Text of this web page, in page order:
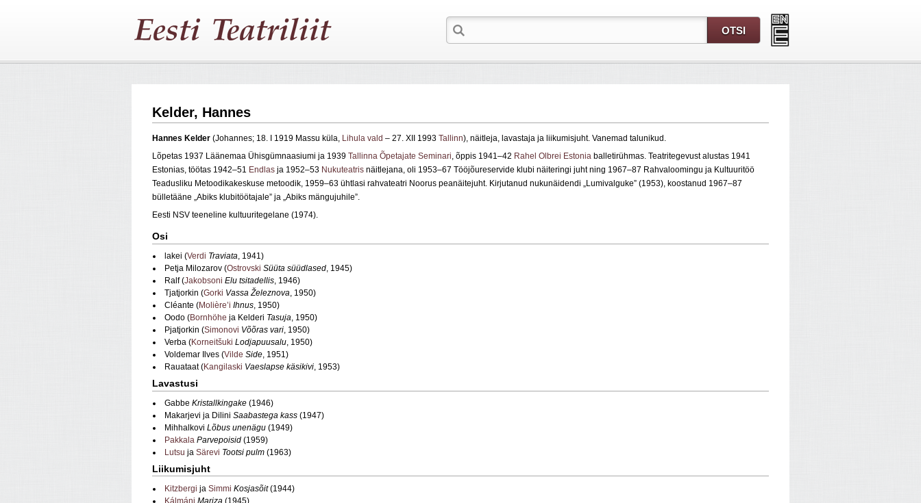
Kelder, Hannes
Hannes Kelder (Johannes; 18. I 1919 Massu küla, Lihula vald – 27. XII 1993 Tallinn), näitleja, lavastaja ja liikumisjuht. Vanemad talunikud.
Lõpetas 1937 Läänemaa Ühisgümnaasiumi ja 1939 Tallinna Õpetajate Seminari, õppis 1941–42 Rahel Olbrei Estonia balletirühmas. Teatritegevust alustas 1941
Estonias, töötas 1942–51 Endlas ja 1952–53 Nukuteatris näitlejana, oli 1953–67 Tööjõureservide klubi näiteringi juht ning 1967–87 Rahvaloomingu ja Kultuuritöö
Teadusliku Metoodikakeskuse metoodik, 1959–63 ühtlasi rahvateatri Noorus peanäitejuht. Kirjutanud nukunäidendi „Lumivalguke” (1953), koostanud 1967–87
bülletääne „Abiks klubitöötajale” ja „Abiks mängujuhile”.
Eesti NSV teeneline kultuuritegelane (1974).
Osi
lakei (Verdi Traviata, 1941)
Petja Milozarov (Ostrovski Süüta süüdlased, 1945)
Ralf (Jakobsoni Elu tsitadellis, 1946)
Tjatjorkin (Gorki Vassa Železnova, 1950)
Cléante (Molière’i Ihnus, 1950)
Oodo (Bornhöhe ja Kelderi Tasuja, 1950)
Pjatjorkin (Simonovi Võõras vari, 1950)
Verba (Korneitšuki Lodjapuusalu, 1950)
Voldemar Ilves (Vilde Side, 1951)
Rauataat (Kangilaski Vaeslapse käsikivi, 1953)
Lavastusi
Gabbe Kristallkingake (1946)
Makarjevi ja Dilini Saabastega kass (1947)
Mihhalkovi Lõbus unenägu (1949)
Pakkala Parvepoisid (1959)
Lutsu ja Särevi Tootsi pulm (1963)
Liikumisjuht
Kitzbergi ja Simmi Kosjasõit(1944)
Kálmáni Mariza (1945)